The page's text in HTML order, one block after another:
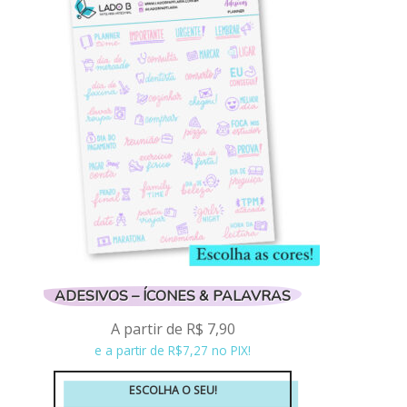
variantes.
As
opções
podem
ser
escolhidas
na
página
do
produto
ADESIVOS – ÍCONES & PALAVRAS
A partir de R$ 7,90
e a partir de R$7,27 no PIX!
ESCOLHA O SEU!